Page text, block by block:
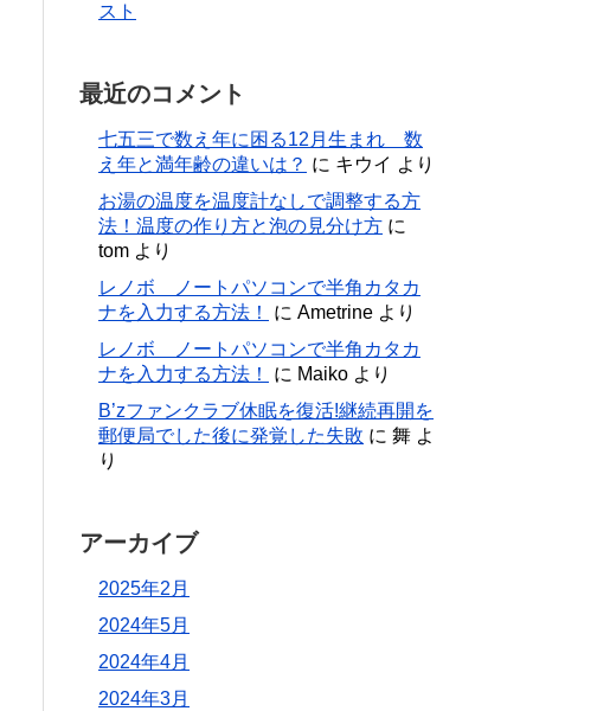
スト
最近のコメント
七五三で数え年に困る12月生まれ 数
え年と満年齢の違いは？ に キウイ より
お湯の温度を温度計なしで調整する方
法！温度の作り方と泡の見分け方 に
tom より
レノボ ノートパソコンで半角カタカ
ナを入力する方法！
に Ametrine より
レノボ ノートパソコンで半角カタカ
ナを入力する方法！
に Maiko より
B’zファンクラブ休眠を復活!継続再開を
郵便局でした後に発覚した失敗 に 舞 よ
り
アーカイブ
2025年2月
2024年5月
2024年4月
2024年3月